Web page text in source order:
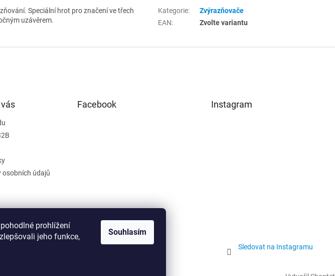
prohlížení
jeho funkce,
Souhlasím
Speciální hrot pro značení ve třech
uzávěrem.
Kategorie:
Zvýrazňovače
EAN: Zvolte variantu
osobních údajů
Facebook Instagram
Sledovat na Instagramu